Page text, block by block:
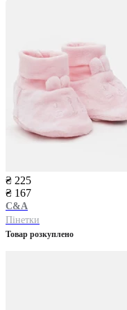
₴ 225
₴ 167
C&A
Пінетки
Товар розкуплено